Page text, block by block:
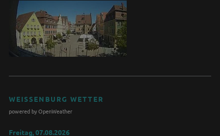
WEISSENBURG WETTER
powered by OpenWeather
Freitag, 07.08.2026